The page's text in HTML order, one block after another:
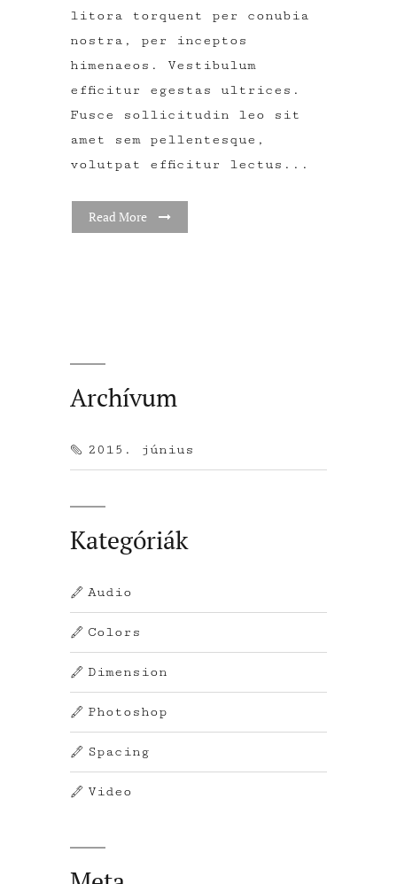
litora torquent per conubia
nostra, per inceptos
himenaeos. Vestibulum
efficitur egestas ultrices.
Fusce sollicitudin leo sit
amet sem pellentesque,
volutpat efficitur lectus...
Read More
Archívum
2015. június
Kategóriák
Audio
Colors
Dimension
Photoshop
Spacing
Video